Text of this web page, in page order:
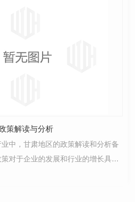
策解读与分析
中，甘肃地区的政策解读和分析备
对于企业的发展和行业的增长具有
重视生态保护与资源利用的地…